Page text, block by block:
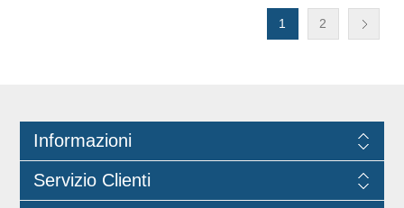
1 2
Informazioni
Servizio Clienti